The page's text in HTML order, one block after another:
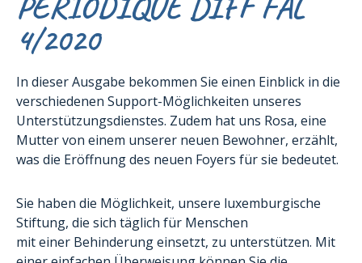
4/2020
In dieser Ausgabe bekommen Sie einen Einblick in die
verschiedenen Support-Möglichkeiten unseres
Unterstützungsdienstes. Zudem hat uns Rosa, eine
Mutter von einem unserer neuen Bewohner, erzählt,
was die Eröffnung des neuen Foyers für sie bedeutet.
Sie haben die Möglichkeit, unsere luxemburgische
Stiftung, die sich täglich für Menschen
miteiner Behinderungeinsetzt, zu unterstützen. Mit